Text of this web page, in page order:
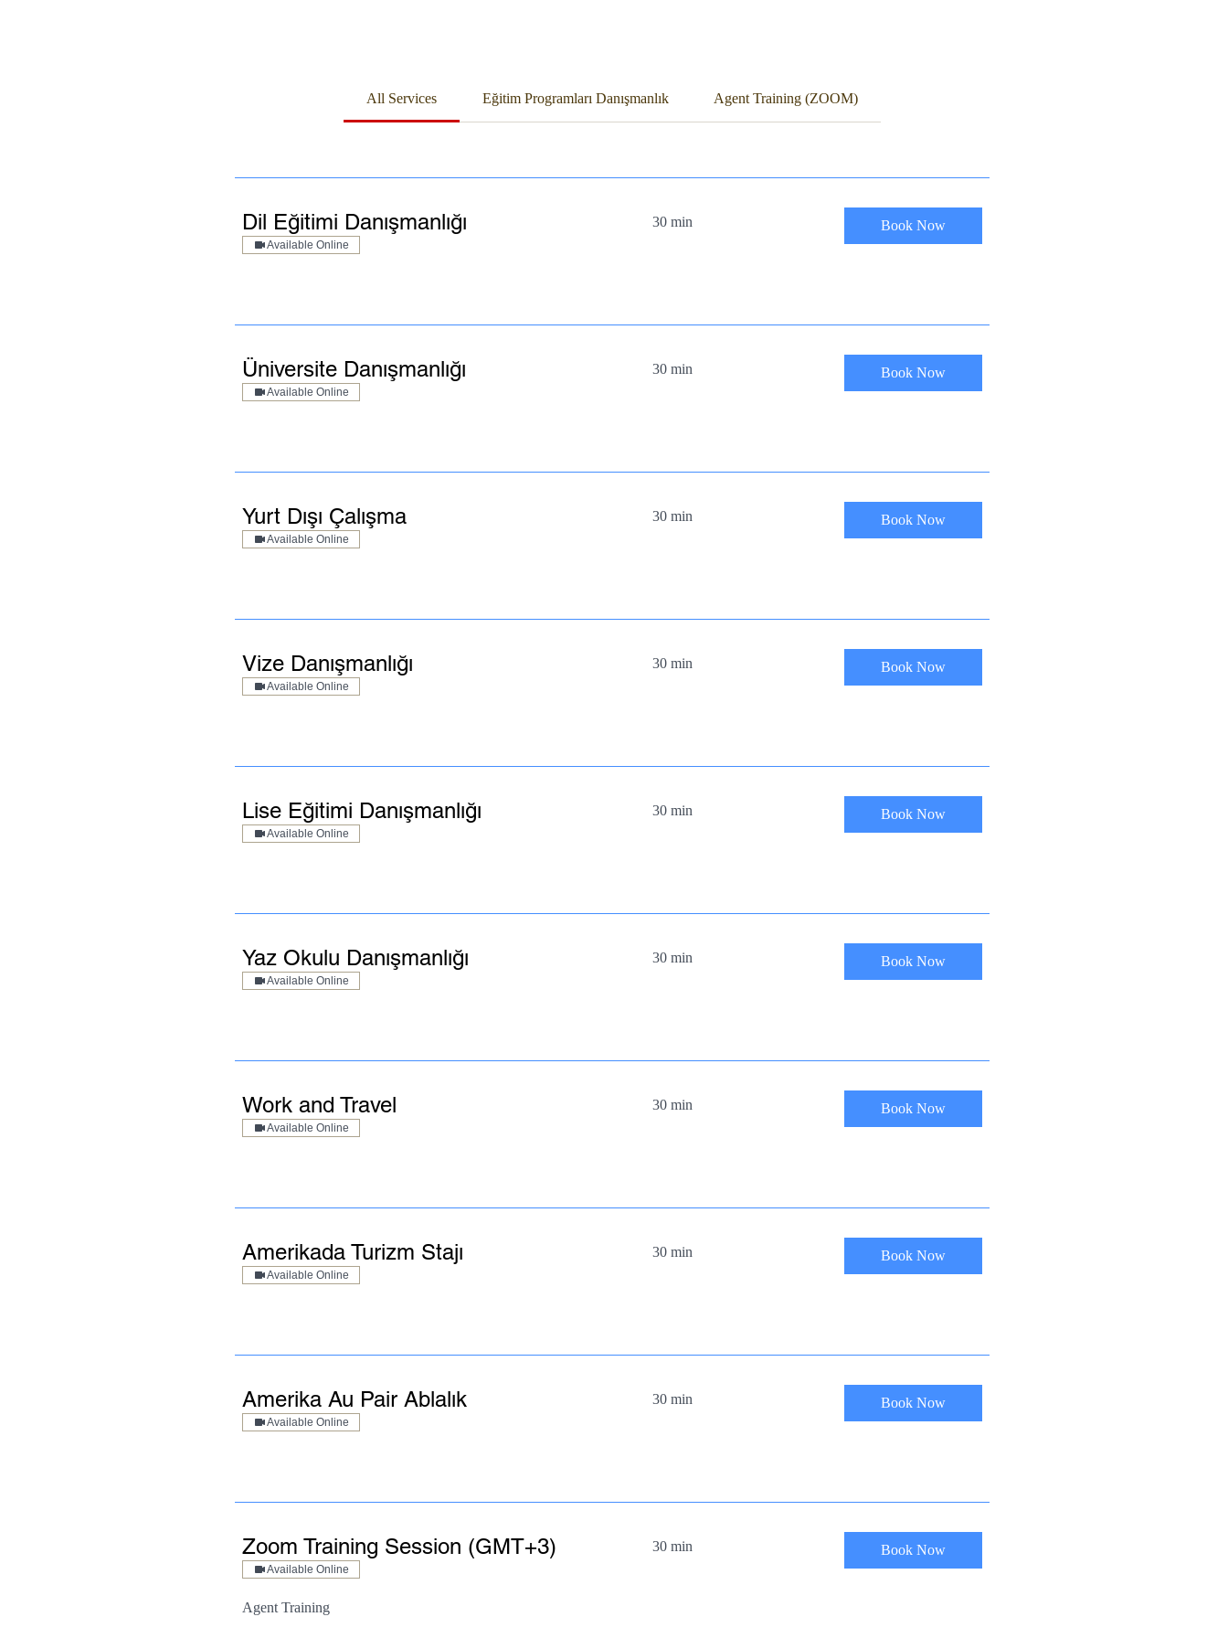
All Services Eğitim Programları Danışmanlık Agent Training (ZOOM)
Dil Eğitimi Danışmanlığı
Available Online
30 min Book Now
Üniversite Danışmanlığı
Available Online
30 min Book Now
Yurt Dışı Çalışma
Available Online
30 min Book Now
Vize Danışmanlığı
Available Online
30 min Book Now
Lise Eğitimi Danışmanlığı
Available Online
30 min Book Now
Yaz Okulu Danışmanlığı
Available Online
30 min Book Now
Work and Travel
Available Online
30 min Book Now
Amerikada Turizm Stajı
Available Online
30 min Book Now
Amerika Au Pair Ablalık
Available Online
30 min Book Now
Zoom Training Session (GMT+3)
Available Online
Agent Training
30 min Book Now